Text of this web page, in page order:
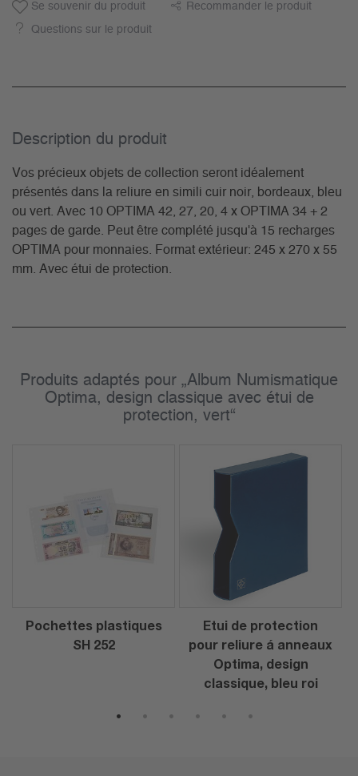
Se souvenir du produit Recommander le produit
Questions sur le produit
Description du­ produit
Vos précieux objets de collection seront idéalement
présentés dans la reliure en simili cuir noir, bordeaux, bleu
ou vert. Avec 10 OPTIMA 42, 27, 20, 4 x OPTIMA 34 + 2
pages de garde. Peut être complété jusqu'à 15 recharges
OPTIMA pour monnaies. Format extérieur: 245 x 270 x 55
mm. Avec étui de protection.
Produits adaptés pour „Album Numismatique
Optima, design classique avec étui de
protection, vert“
Pochettes plastiques
SH 252
Etui de protection
pour reliure á anneaux
Optima, design
classique, bleu roi